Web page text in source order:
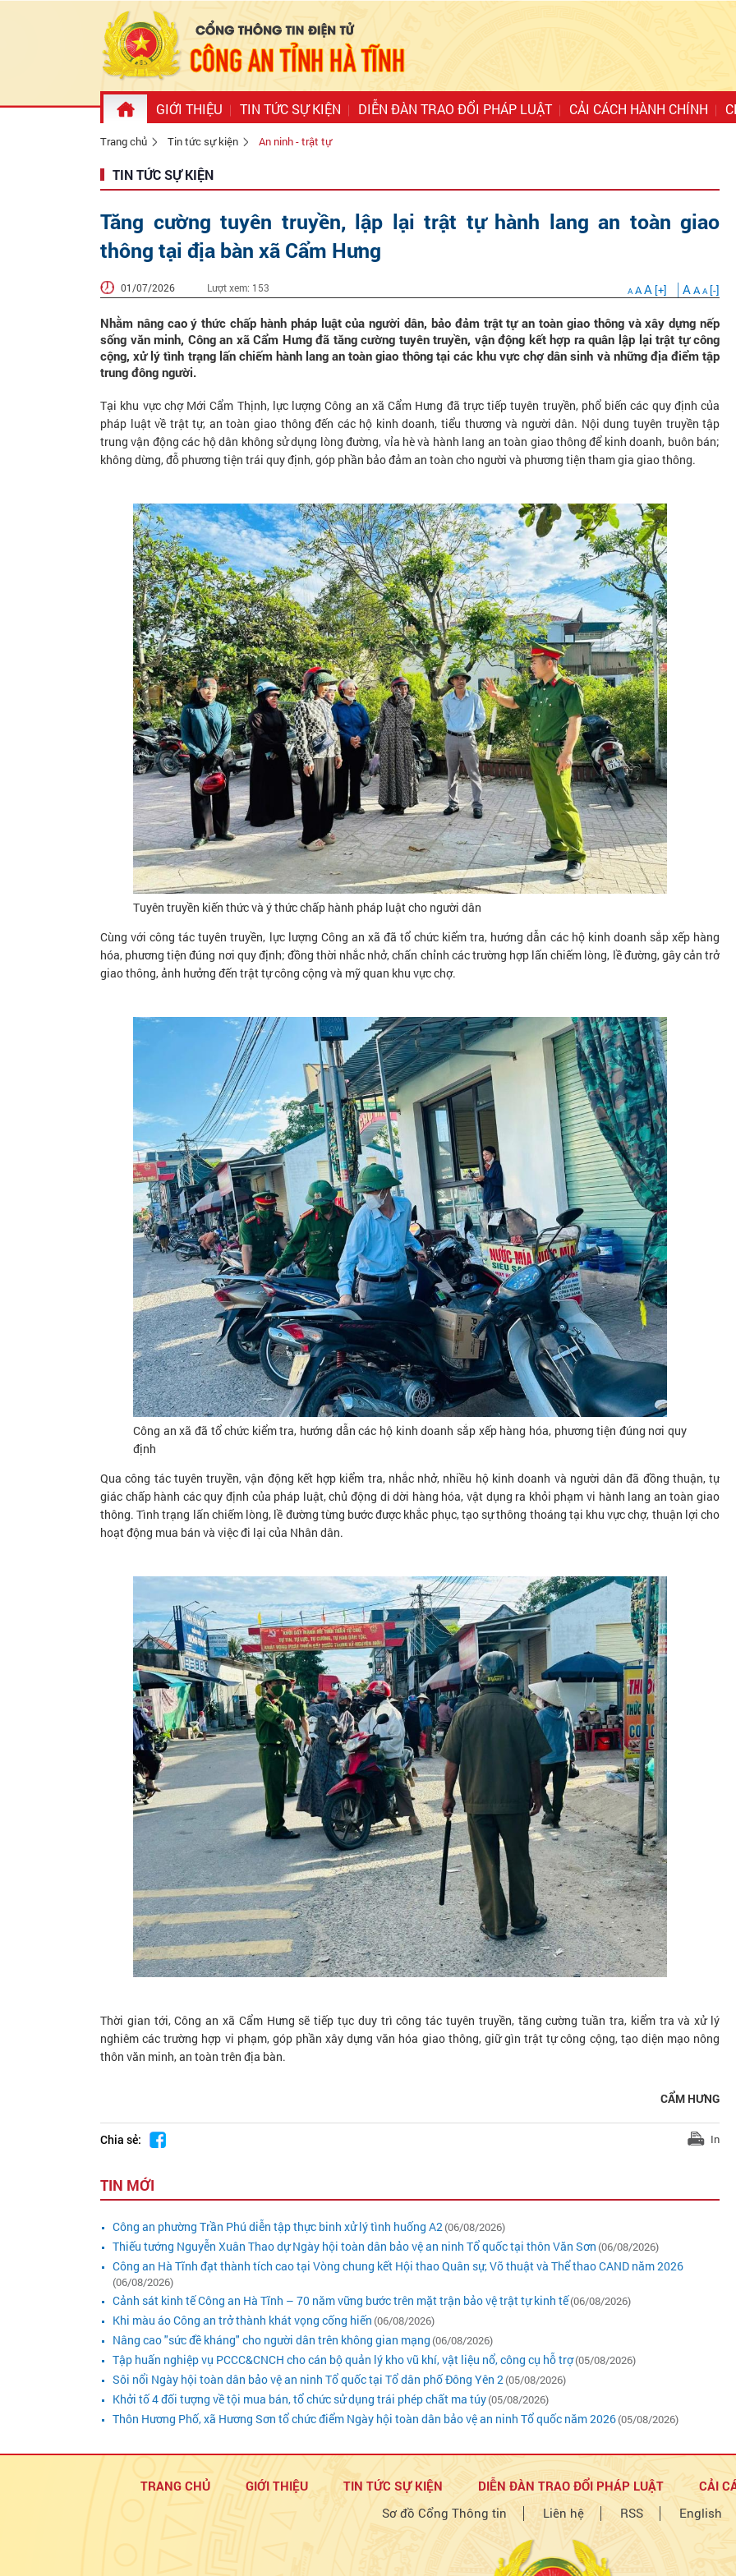
GIỚI THIỆU TIN TỨC SỰ KIỆN DIỄN ĐÀN TRAO ĐỔI PHÁP LUẬT CẢI CÁCH HÀNH CHÍNH
Trang chủ Tin tức sự kiện An ninh - trật tự
TIN TỨC SỰ KIỆN
Tăng cường tuyên truyền, lập lại trật tự hành lang an toàn giao
thông tại địa bàn xã Cẩm Hưng
01/07/2026 Lượt xem: 153 A AA[+] AA A[-]
Nhằm nâng cao ý thức chấp hành pháp luật của người dân, bảo đảm trật tự an toàn giao thông và xây dựng nếp
sống văn minh, Công an xã Cẩm Hưng đã tăng cường tuyên truyền, vận động kết hợp ra quân lập lại trật tự công
cộng, xử lý tình trạng lấn chiếm hành lang an toàn giao thông tại các khu vực chợ dân sinh và những địa điểm tập
trung đông người.
Tại khu vực chợ Mới Cẩm Thịnh, lực lượng Công an xã Cẩm Hưng đã trực tiếp tuyên truyền, phổ biến các quy định của
pháp luật về trật tự, an toàn giao thông đến các hộ kinh doanh, tiểu thương và người dân. Nội dung tuyên truyền tập
trung vận động các hộ dân không sử dụng lòng đường, vỉa hè và hành lang an toàn giao thông để kinh doanh, buôn bán;
không dừng, đỗ phương tiện trái quy định, góp phần bảo đảm an toàn cho người và phương tiện tham gia giao thông.
Tuyên truyền kiến thức và ý thức chấp hành pháp luật cho người dân
Cùng với công tác tuyên truyền, lực lượng Công an xã đã tổ chức kiểm tra, hướng dẫn các hộ kinh doanh sắp xếp hàng
hóa, phương tiện đúng nơi quy định; đồng thời nhắc nhở, chấn chỉnh các trường hợp lấn chiếm lòng, lề đường, gây cản trở
giao thông, ảnh hưởng đến trật tự công cộng và mỹ quan khu vực chợ.
Công an xã đã tổ chức kiểm tra, hướng dẫn các hộ kinh doanh sắp xếp hàng hóa, phương tiện đúng nơi quy
định
Qua công tác tuyên truyền, vận động kết hợp kiểm tra, nhắc nhở, nhiều hộ kinh doanh và người dân đã đồng thuận, tự
giác chấp hành các quy định của pháp luật, chủ động di dời hàng hóa, vật dụng ra khỏi phạm vi hành lang an toàn giao
thông. Tình trạng lấn chiếm lòng, lề đường từng bước được khắc phục, tạo sự thông thoáng tại khu vực chợ, thuận lợi cho
hoạt động mua bán và việc đi lại của Nhân dân.
Thời gian tới, Công an xã Cẩm Hưng sẽ tiếp tục duy trì công tác tuyên truyền, tăng cường tuần tra, kiểm tra và xử lý
nghiêm các trường hợp vi phạm, góp phần xây dựng văn hóa giao thông, giữ gìn trật tự công cộng, tạo diện mạo nông
thôn văn minh, an toàn trên địa bàn.
CẨM HƯNG
Chia sẻ: In
TIN MỚI
Công an phường Trần Phú diễn tập thực binh xử lý tình huống A2 (06/08/2026)
Thiếu tướng Nguyễn Xuân Thao dự Ngày hội toàn dân bảo vệ an ninh Tổ quốc tại thôn Văn Sơn (06/08/2026)
Công an Hà Tĩnh đạt thành tích cao tại Vòng chung kết Hội thao Quân sự, Võ thuật và Thể thao CAND năm 2026
(06/08/2026)
Cảnh sát kinh tế Công an Hà Tĩnh – 70 năm vững bước trên mặt trận bảo vệ trật tự kinh tế(06/08/2026)
Khi màu áo Công an trở thành khát vọng cống hiến (06/08/2026)
Nâng cao "sức đề kháng" cho người dân trên không gian mạng (06/08/2026)
Tập huấn nghiệp vụ PCCC&CNCH cho cán bộ quản lý kho vũ khí, vật liệu nổ, công cụ hỗ trợ(05/08/2026)
Sôi nổi Ngày hội toàn dân bảo vệ an ninh Tổ quốc tại Tổ dân phố Đông Yên 2 (05/08/2026)
Khởi tố 4 đối tượng về tội mua bán, tổ chức sử dụng trái phép chất ma túy(05/08/2026)
Thôn Hương Phố, xã Hương Sơn tổ chức điểm Ngày hội toàn dân bảo vệ an ninh Tổ quốc năm 2026(05/08/2026)
TRANG CHỦ GIỚI THIỆU TIN TỨC SỰ KIỆN DIỄN ĐÀN TRAO ĐỔI PHÁP LUẬT CẢI
Sơ đồ Cổng Thông tin
Liên hệ RSS English